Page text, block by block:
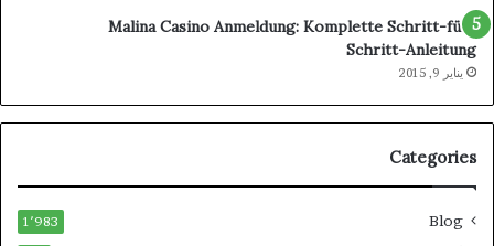
Malina Casino Anmeldung: Komplette Schritt-für-
Schritt-Anleitung
يناير 9, 2015
Categories
Blog 1٬983